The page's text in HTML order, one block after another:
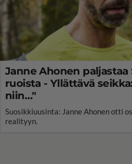
Janne Ahonen
ruoista - Yllättävä
niin…"
Suosikkiuusinta: Janne Ahonen otti
realityyn.